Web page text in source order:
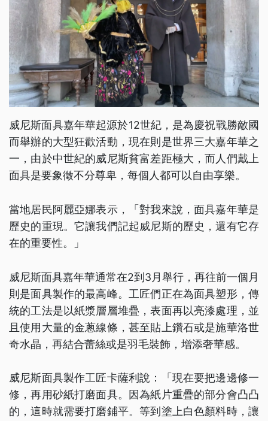
威尼斯面具嘉年華起源於12世紀，是為慶祝戰勝敵國
而舉辦的大型狂歡活動，現在則是世界三大嘉年華之
一，由於中世紀的威尼斯貧富差距極大，而人們戴上
面具是要象徵不分尊卑，每個人都可以自由享樂。
當地居民阿麗亞娜表示，「對我來說，面具嘉年華是
歷史的重現。它讓我們記起威尼斯的歷史，還有它存
在的重要性。」
威尼斯面具嘉年華通常在2到3月舉行，再往前一個月
則是面具製作的最高峰。工匠們正在為面具塑形，傳
統的工法是以紙漿層層堆疊，表面再以亮漆處理，並
且使用大量的金蔥線條，甚至貼上鑽石或是施華洛世
奇水晶，再結合蕾絲或是羽毛裝飾，增添奢華感。
威尼斯面具製作工匠卡薩利說：「現在要把邊邊修一
修，再用砂紙打磨面具。因為紙片重疊的部分會凸凸
的，這時就需要打磨鋪平。等到塗上白色顏料時，讓